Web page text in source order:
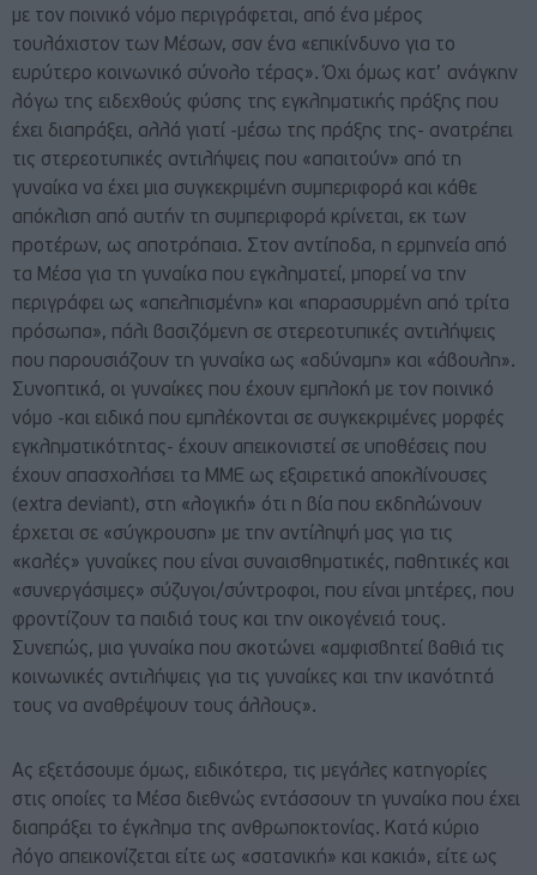
με τον ποινικό νόμο περιγράφεται, από ένα μέρος
τουλάχιστον των Μέσων, σαν ένα «επικίνδυνο για το
ευρύτερο κοινωνικό σύνολο τέρας». Όχι όμως κατ’ ανάγκην
λόγω της ειδεχθούς φύσης της εγκληματικής πράξης που
έχει διαπράξει, αλλά γιατί -μέσω της πράξης της- ανατρέπει
τις στερεοτυπικές αντιλήψεις που «απαιτούν» από τη
γυναίκα να έχει μια συγκεκριμένη συμπεριφορά και κάθε
απόκλιση από αυτήν τη συμπεριφορά κρίνεται, εκ των
προτέρων, ως αποτρόπαια. Στον αντίποδα, η ερμηνεία από
τα Μέσα για τη γυναίκα που εγκληματεί, μπορεί να την
περιγράφει ως «απελπισμένη» και «παρασυρμένη από τρίτα
πρόσωπα», πάλι βασιζόμενη σε στερεοτυπικές αντιλήψεις
που παρουσιάζουν τη γυναίκα ως «αδύναμη» και «άβουλη».
Συνοπτικά, οι γυναίκες που έχουν εμπλοκή με τον ποινικό
νόμο -και ειδικά που εμπλέκονται σε συγκεκριμένες μορφές
εγκληματικότητας- έχουν απεικονιστεί σε υποθέσεις που
έχουν απασχολήσει τα ΜΜΕ ως εξαιρετικά αποκλίνουσες
(extra deviant), στη «λογική» ότι η βία που εκδηλώνουν
έρχεται σε «σύγκρουση» με την αντίληψή μας για τις
«καλές» γυναίκες που είναι συναισθηματικές, παθητικές και
«συνεργάσιμες» σύζυγοι/σύντροφοι, που είναι μητέρες, που
φροντίζουν τα παιδιά τους και την οικογένειά τους.
Συνεπώς, μια γυναίκα που σκοτώνει «αμφισβητεί βαθιά τις
κοινωνικές αντιλήψεις για τις γυναίκες και την ικανότητά
τους να αναθρέψουν τους άλλους».
Ας εξετάσουμε όμως, ειδικότερα, τις μεγάλες κατηγορίες
στις οποίες τα Μέσα διεθνώς εντάσσουν τη γυναίκα που έχει
διαπράξει το έγκλημα της ανθρωποκτονίας. Κατά κύριο
λόγο απεικονίζεται είτε ως «σατανική» και κακιά», είτε ως